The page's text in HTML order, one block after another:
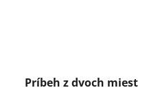
Príbeh z dvoch miest